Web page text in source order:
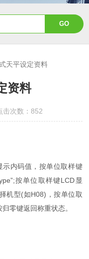
天平设定资料
资料
次数：852
内码值，按单位取样键
按单位取样键LCD显
机型(如H08)，按单位取
零键返回称重状态。